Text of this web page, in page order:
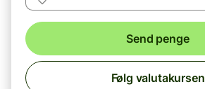
Send penge
Følg valutakursen